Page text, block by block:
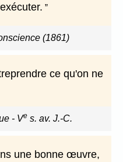
(1861)
ce qu'on ne
- Ves. av. J.-C.
une bonne œuvre,